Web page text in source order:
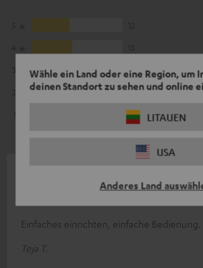
Wähle ein Land oder eine Region, um
deinen Standort zu sehen und online
LITAUEN
USA
Anderes Land
4
0
0
Einfaches einrichten, einfache Bedienung.
Teja T.